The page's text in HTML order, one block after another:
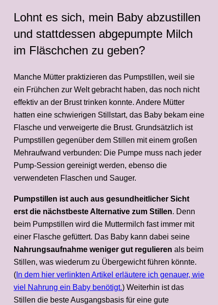
Lohnt es sich, mein Baby abzustillen
und stattdessen abgepumpte Milch
im Fläschchen zu geben?
Manche Mütter praktizieren das Pumpstillen, weil sie
ein Frühchen zur Welt gebracht haben, das noch nicht
effektiv an der Brust trinken konnte. Andere Mütter
hatten eine schwierigen Stillstart, das Baby bekam eine
Flasche und verweigerte die Brust. Grundsätzlich ist
Pumpstillen gegenüber dem Stillen mit einem großen
Mehraufwand verbunden: Die Pumpe muss nach jeder
Pump-Session gereinigt werden, ebenso die
verwendeten Flaschen und Sauger.
Pumpstillen ist auch aus gesundheitlicher Sicht
erst die nächstbeste Alternative zum Stillen. Denn
beim Pumpstillen wird die Muttermilch fast immer mit
einer Flasche gefüttert. Das Baby kann dabei seine
Nahrungsaufnahme weniger gut regulieren als beim
Stillen, was wiederum zu Übergewicht führen könnte.
(In dem hier verlinkten Artikel erläutere ich genauer, wie
viel Nahrung ein Baby benötigt.) Weiterhin ist das
Stillen die beste Ausgangsbasis für eine gute